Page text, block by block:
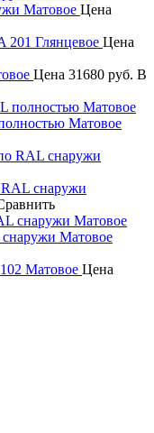
Матовое Цена
201 Глянцевое Цена
Цена 31680 руб. В
Матовое
снаружи
Матовое
Матовое Цена